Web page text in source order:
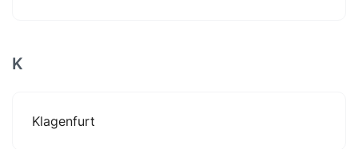
K
Klagenfurt